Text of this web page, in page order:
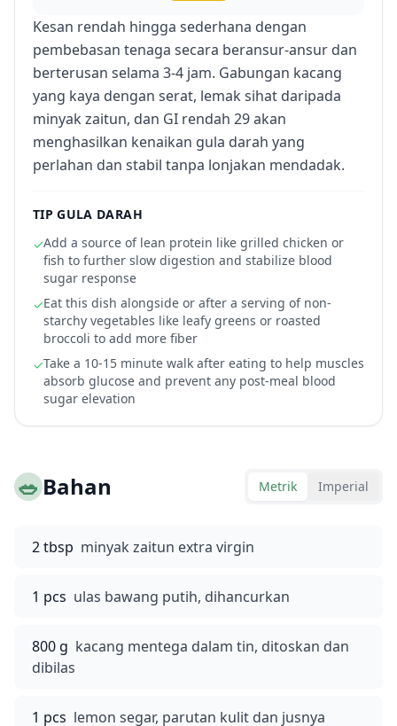
Kesan rendah hingga sederhana dengan
pembebasan tenaga secara beransur-ansur dan
berterusan selama 3-4 jam. Gabungan kacang
yang kaya dengan serat, lemak sihat daripada
minyak zaitun, dan GI rendah 29 akan
menghasilkan kenaikan gula darah yang
perlahan dan stabil tanpa lonjakan mendadak.
TIP GULA DARAH
✓Add a source of lean protein like grilled chicken or
fish to further slow digestion and stabilize blood
sugar response
✓Eat this dish alongside or after a serving of non-
starchy vegetables like leafy greens or roasted
broccoli to add more fiber
✓Take a 10-15 minute walk after eating to help muscles
absorb glucose and prevent any post-meal blood
sugar elevation
🥗Bahan Metrik Imperial
2 tbsp minyak zaitun extra virgin
1 pcs ulas bawang putih, dihancurkan
800 g kacang mentega dalam tin, ditoskan dan
dibilas
1 pcs lemon segar, parutan kulit dan jusnya